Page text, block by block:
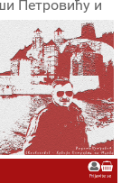
Петровићу и